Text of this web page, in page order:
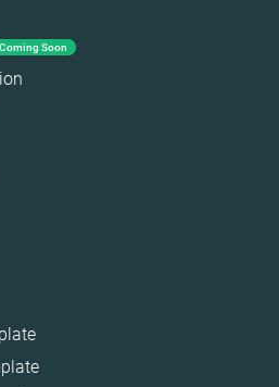
Coming Soon